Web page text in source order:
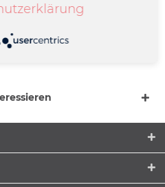
| info@merchcowboy.com